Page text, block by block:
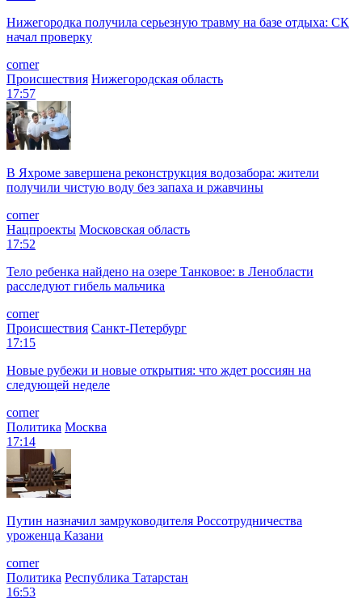
Нижегородка получила серьезную травму на базе отдыха: СК
начал проверку
corner
Происшествия Нижегородская область
17:57
В Яхроме завершена реконструкция водозабора: жители
получили чистую воду без запаха и ржавчины
corner
Нацпроекты Московская область
17:52
Тело ребенка найдено на озере Танковое: в Ленобласти
расследуют гибель мальчика
corner
Происшествия Санкт-Петербург
17:15
Новые рубежи и новые открытия: что ждет россиян на
следующей неделе
corner
Политика Москва
17:14
Путин назначил замруководителя Россотрудничества
уроженца Казани
corner
Политика Республика Татарстан
16:53